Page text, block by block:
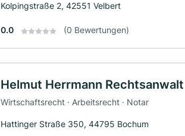
Kolpingstraße 2, 42551 Velbert
0.0 (0 Bewertungen)
Helmut Herrmann Rechtsanwalt
Wirtschaftsrecht · Arbeitsrecht · Notar
Hattinger Straße 350, 44795 Bochum